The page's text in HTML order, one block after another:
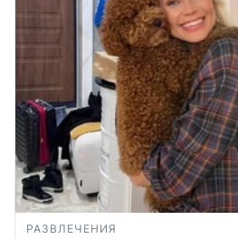
РАЗВЛЕЧЕНИЯ